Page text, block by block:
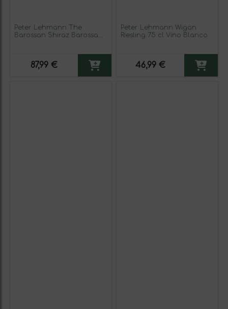
Peter Lehmann The
Barossan Shiraz Barossa
87,99 €
Peter Lehmann Wigan
Riesling 75 cl Vino Blanco
46,99 €